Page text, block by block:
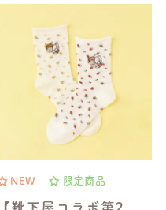
NEW 限定商品